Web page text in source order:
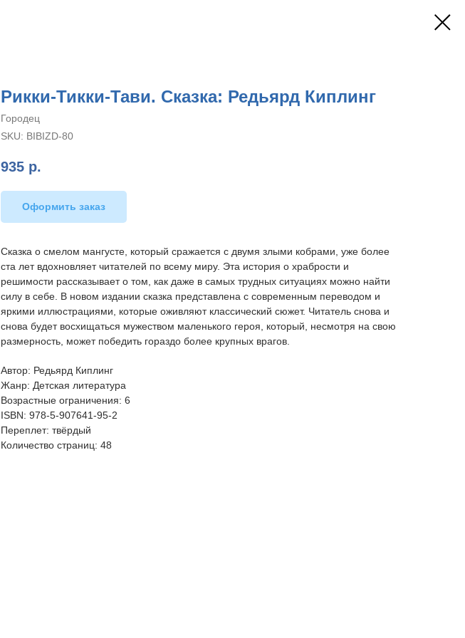
Рикки-Тикки-Тави. Сказка: Редьярд Киплинг
Городец
SKU: BIBIZD-80
935 р.
Оформить заказ
Сказка о смелом мангусте, который сражается с двумя злыми кобрами, уже более
ста лет вдохновляет читателей по всему миру. Эта история о храбрости и
решимости рассказывает о том, как даже в самых трудных ситуациях можно найти
силу в себе. В новом издании сказка представлена с современным переводом и
яркими иллюстрациями, которые оживляют классический сюжет. Читатель снова и
снова будет восхищаться мужеством маленького героя, который, несмотря на свою
размерность, может победить гораздо более крупных врагов.
Автор: Редьярд Киплинг
Жанр: Детская литература
Возрастные ограничения: 6
ISBN: 978-5-907641-95-2
Переплет: твёрдый
Количество страниц: 48